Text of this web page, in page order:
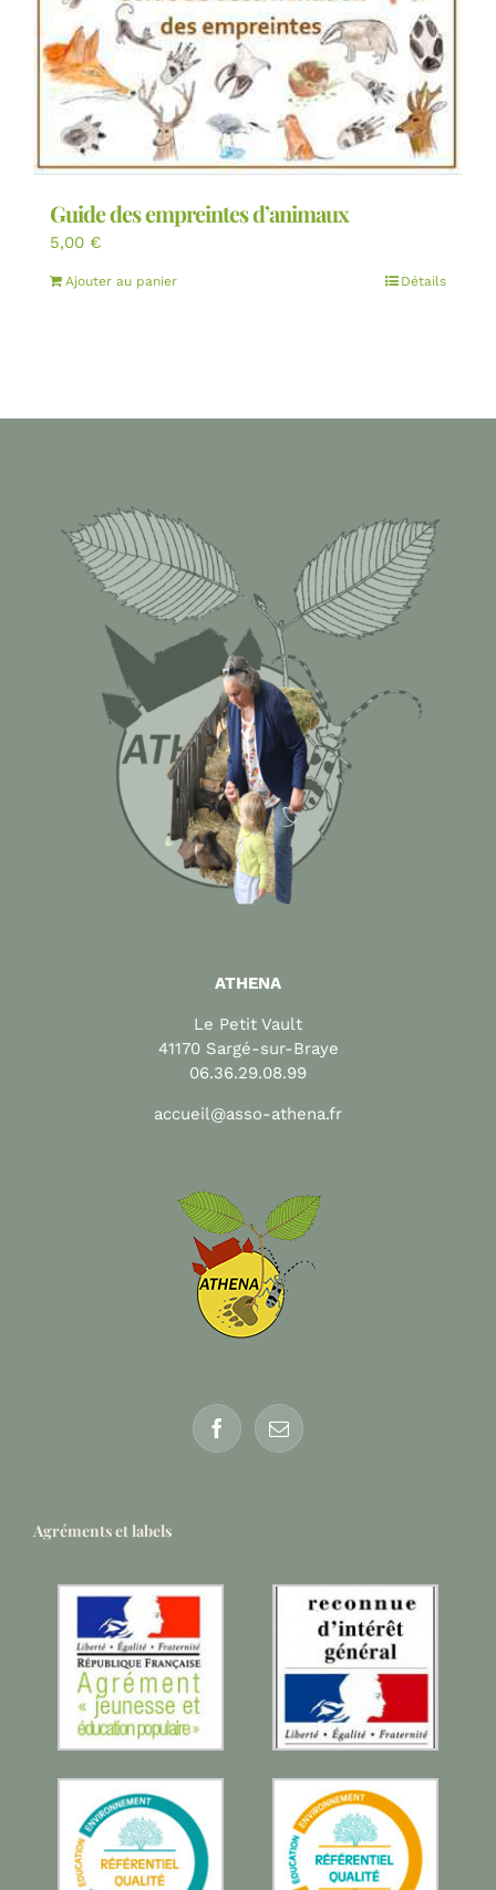
Guide des empreintes d’animaux
5,00 €
Ajouter au panier Détails
ATHENA
Le Petit Vault
41170 Sargé-sur-Braye
06.36.29.08.99
accueil@asso-athena.fr
Agréments et labels